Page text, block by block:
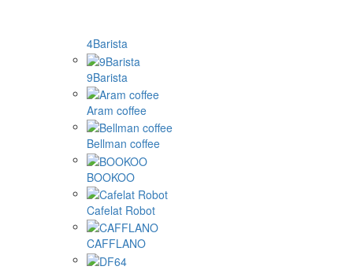
4Barista
9Barista
Aram coffee
Bellman coffee
BOOKOO
Cafelat Robot
CAFFLANO